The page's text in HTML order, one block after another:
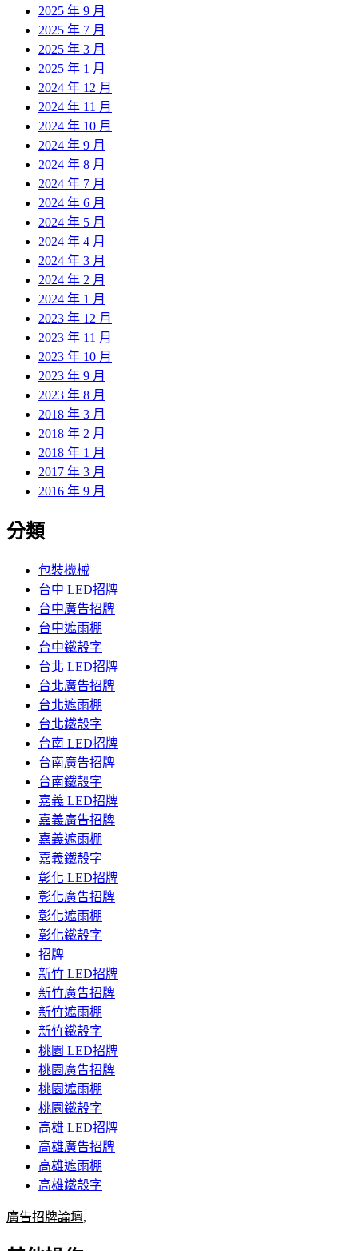
2025 年 9 月
2025 年 7 月
2025 年 3 月
2025 年 1 月
2024 年 12 月
2024 年 11 月
2024 年 10 月
2024 年 9 月
2024 年 8 月
2024 年 7 月
2024 年 6 月
2024 年 5 月
2024 年 4 月
2024 年 3 月
2024 年 2 月
2024 年 1 月
2023 年 12 月
2023 年 11 月
2023 年 10 月
2023 年 9 月
2023 年 8 月
2018 年 3 月
2018 年 2 月
2018 年 1 月
2017 年 3 月
2016 年 9 月
分類
包裝機械
台中 LED招牌
台中廣告招牌
台中遮雨棚
台中鐵殼字
台北 LED招牌
台北廣告招牌
台北遮雨棚
台北鐵殼字
台南 LED招牌
台南廣告招牌
台南鐵殼字
嘉義 LED招牌
嘉義廣告招牌
嘉義遮雨棚
嘉義鐵殼字
彰化 LED招牌
彰化廣告招牌
彰化遮雨棚
彰化鐵殼字
招牌
新竹 LED招牌
新竹廣告招牌
新竹遮雨棚
新竹鐵殼字
桃園 LED招牌
桃園廣告招牌
桃園遮雨棚
桃園鐵殼字
高雄 LED招牌
高雄廣告招牌
高雄遮雨棚
高雄鐵殼字
廣告招牌論壇,